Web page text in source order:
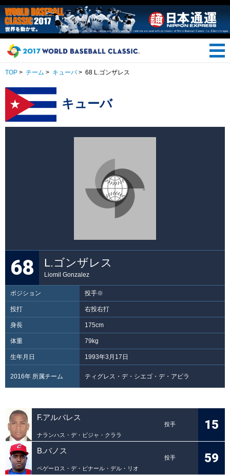
TOP > チーム > キューバ> 68 L.ゴンザレス
キューバ
68 L.ゴンザレス
Liomil Gonzalez
ポジション 投手※
投打 右投右打
身長 175cm
体重 79kg
生年月日 1993年3月17日
2016年 所属チーム ティグレス・デ・シエゴ・デ・アビラ
F.アルバレス
投手
ナランハス・デ・ビジャ・クララ
15
B.バノス
投手
ベゲーロス・デ・ピナール・デル・リオ
59